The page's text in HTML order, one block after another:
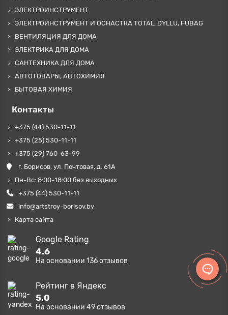
ЭЛЕКТРОИНСТРУМЕНТ
ЭЛЕКТРОИНСТРУМЕНТ И ОСНАСТКА TOTAL, DYLLU, FUBAG
ВЕНТИЛЯЦИЯ ДЛЯ ДОМА
ЭЛЕКТРИКА ДЛЯ ДОМА
САНТЕХНИКА ДЛЯ ДОМА
АВТОТОВАРЫ, АВТОХИМИЯ
БЫТОВАЯ ХИМИЯ
Контакты
+375 (44) 530-11-11
+375 (25) 530-11-11
+375 (29) 760-63-99
г. Борисов, ул. Почтовая, д. 61А
Пн-Вс: 8:00-18:00 без выходных
+375 (44) 530-11-11
info@artstroy-borisov.by
Карта сайта
Google Rating
4.6
На основании 136отзывов
Рейтинг в Яндекс
5.0
На основании 49отзывов